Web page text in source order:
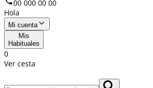
00 000 00 00
Hola
Mi cuenta
Mis
Habituales
0
Ver cesta